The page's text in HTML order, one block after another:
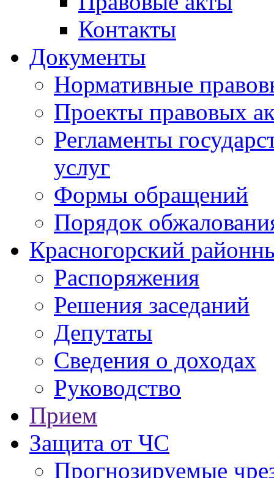
Контакты
Документы
Нормативные
Проекты правовых
Регламенты
услуг
Формы обращений
Порядок
Красногорский
Распоряжения
Решения заседаний
Депутаты
Сведения о доходах
Руководство
Прием
Защита от ЧС
Прогнозируемые